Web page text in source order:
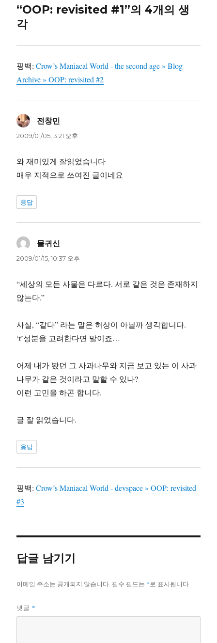
“OOP: revisited #1”의 4개의 생
각
핑백:Crow’s Maniacal World - the second age » Blog
Archive » OOP: revisited #2
전창민
글:
2009/01/05, 3:21 오후
와 재미있게 잘읽었습니다
매우 지적으로 쓰여진 글이네요
응답
물귀신
글:
2009/01/15, 10:37 오후
“세상의 모든 사물은 다르다. 서로 같은 것은 존재하지
않는다.”
사실, “같다” 라는 말은 허상이 아닐까 생각합니다.
‘t’성분을 고려한다면 말이죠…
어제 내가 봤던 그 사과나무와 지금 보고 있는 이 사과
나무가 같은 것이라고 말할 수 있나?
이런 고민을 하곤 합니다.
글 잘 읽었습니다.
응답
핑백:Crow’s Maniacal World - devspace » OOP: revisited
#3
답글 남기기
이메일 주소는 공개되지 않습니다. 필수 필드는 *로 표시됩니다
댓글 *